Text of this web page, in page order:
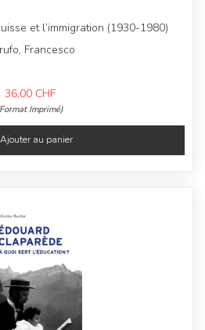
et l’immigration (1930-1980)
Francesco
36,00 CHF
Imprimé)
Ajouter au panier